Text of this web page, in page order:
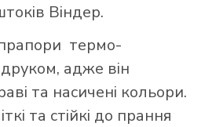
Віндер.
термо-
адже він
та насичені кольори.
та стійкі до прання